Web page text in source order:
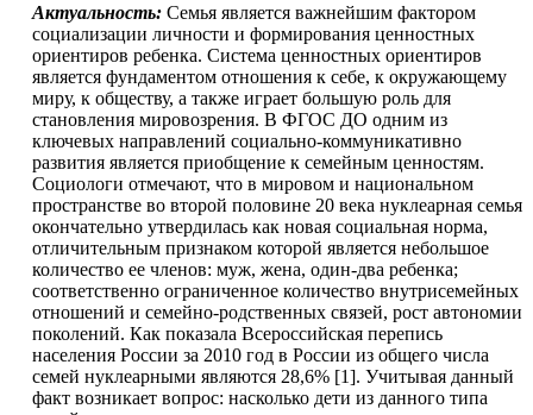
Актуальность:Семья является важнейшим фактором
социализации личности и формирования ценностных
ориентиров ребенка. Система ценностных ориентиров
является фундаментом отношения к себе, к окружающему
миру, к обществу, а также играет большую роль для
становления мировозрения. В ФГОС ДО одним из
ключевых направлений социально-коммуникативно
развития является приобщение к семейным ценностям.
Социологи отмечают, что в мировом и национальном
пространстве во второй половине 20 века нуклеарная семья
окончательно утвердилась как новая социальная норма,
отличительным признаком которой является небольшое
количество ее членов: муж, жена, один-два ребенка;
соответственно ограниченное количество внутрисемейных
отношений и семейно-родственных связей, рост автономии
поколений. Как показала Всероссийская перепись
населения России за 2010 год в России из общего числа
семей нуклеарными являются 28,6% [1]. Учитывая данный
факт возникает вопрос: насколько дети из данного типа